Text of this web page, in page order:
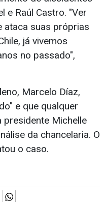
e Raúl Castro. "Ver
ataca suas próprias
já vivemos
no passado",
Marcelo Díaz,
e que qualquer
presidente Michelle
da chancelaria. O
o caso.